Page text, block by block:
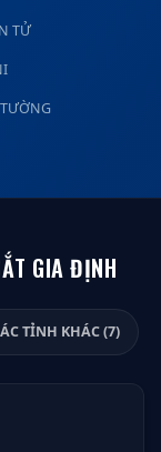
TỬ
GIA ĐỊNH
TỈNH KHÁC (7)